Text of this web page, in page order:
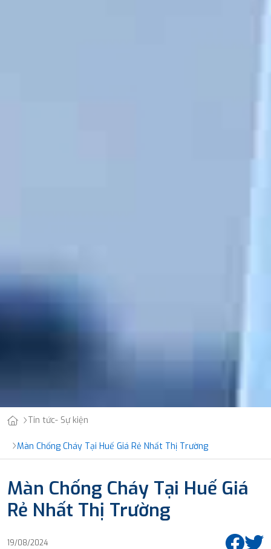
Tin tức- Sự kiện
Màn Chống Cháy Tại Huế Giá Rẻ Nhất Thị Trường
Màn Chống Cháy Tại Huế Giá
Rẻ Nhất Thị Trường
19/08/2024